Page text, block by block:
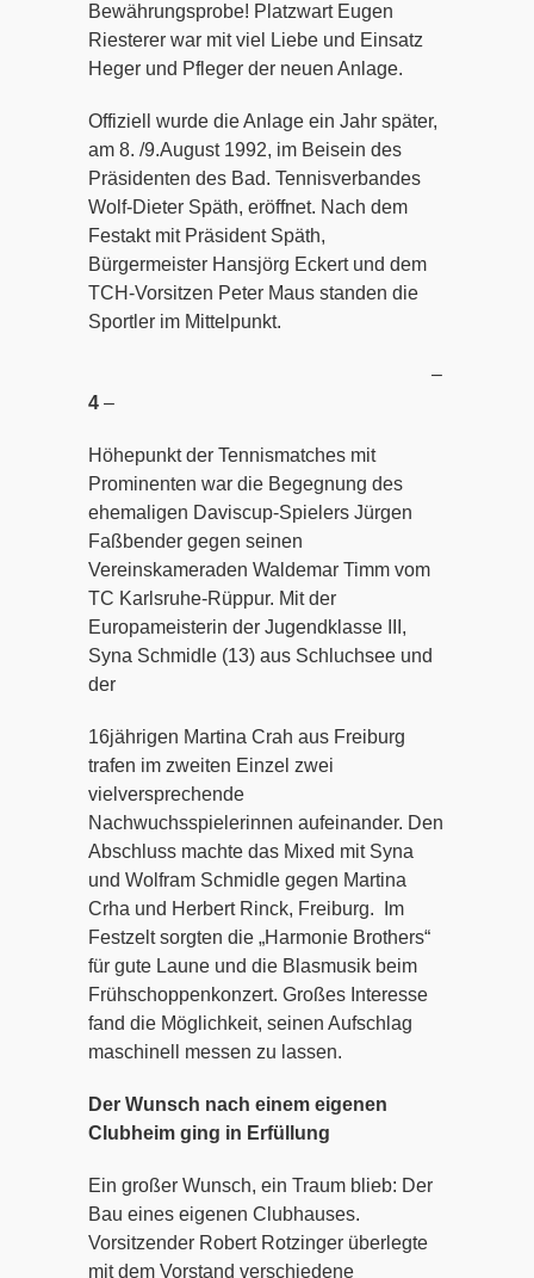
Bewährungsprobe! Platzwart Eugen
Riesterer war mit viel Liebe und Einsatz
Heger und Pfleger der neuen Anlage.
Offiziell wurde die Anlage ein Jahr später,
am 8. /9.August 1992, im Beisein des
Präsidenten des Bad. Tennisverbandes
Wolf-Dieter Späth, eröffnet. Nach dem
Festakt mit Präsident Späth,
Bürgermeister Hansjörg Eckert und dem
TCH-Vorsitzen Peter Maus standen die
Sportler im Mittelpunkt.
–
4 –
Höhepunkt der Tennismatches mit
Prominenten war die Begegnung des
ehemaligen Daviscup-Spielers Jürgen
Faßbender gegen seinen
Vereinskameraden Waldemar Timm vom
TC Karlsruhe-Rüppur. Mit der
Europameisterin der Jugendklasse III,
Syna Schmidle (13) aus Schluchsee und
der
16jährigen Martina Crah aus Freiburg
trafen im zweiten Einzel zwei
vielversprechende
Nachwuchsspielerinnen aufeinander. Den
Abschluss machte das Mixed mit Syna
und Wolfram Schmidle gegen Martina
Crha und Herbert Rinck, Freiburg. Im
Festzelt sorgten die „Harmonie Brothers“
für gute Laune und die Blasmusik beim
Frühschoppenkonzert. Großes Interesse
fand die Möglichkeit, seinen Aufschlag
maschinell messen zu lassen.
Der Wunsch nach einem eigenen
Clubheim ging in Erfüllung
Ein großer Wunsch, ein Traum blieb: Der
Bau eines eigenen Clubhauses.
Vorsitzender Robert Rotzinger überlegte
mit dem Vorstand verschiedene